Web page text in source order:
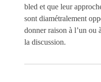
bled et que leur
sont diamétralement
donner raison à l’un ou
la discussion.